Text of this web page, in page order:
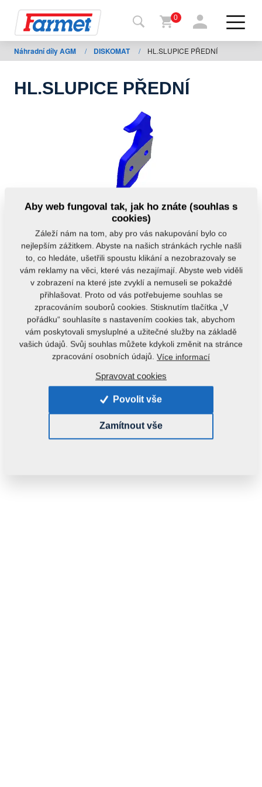
Zpět
na
stažení
0
Náhradní díly AGM / DISKOMAT / HL.SLUPICE PŘEDNÍ
HL.SLUPICE PŘEDNÍ
Kód produktu: 3003937ND
Tento díl je použitelný i pro následující stroje:
14,2670 kg
Aby web fungoval tak, jak ho znáte (souhlas s
cookies)
Záleží nám na tom, aby pro vás nakupování bylo co
nejlepším zážitkem. Abyste na našich stránkách rychle našli
to, co hledáte, ušetřili spoustu klikání a nezobrazovaly se
vám reklamy na věci, které vás nezajímají. Abyste web viděli
v zobrazení na které jste zvyklí a nemuseli se pokaždé
přihlašovat. Proto od vás potřebujeme souhlas se
zpracováním souborů cookies. Stisknutím tlačítka „V
pořádku“ souhlasíte s nastavením cookies tak, abychom
vám poskytovali smysluplné a užitečné služby na základě
vašich údajů. Svůj souhlas můžete kdykoli změnit na stránce
zpracování osobních údajů. Více informací
Spravovat cookies
Povolit vše
Zamítnout vše